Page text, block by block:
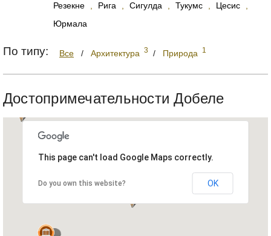
Резекне
Рига Сигулда Тукумс Цесис
Юрмала
По типу: Все / Архитектура 3 / Природа 1
Достопримечательности Добеле
This page can't load Google Maps correctly.
Do you own this website? OK